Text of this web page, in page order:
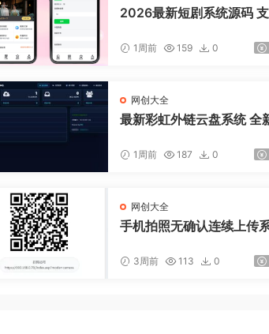
2026最新短剧系统源码 支
1周前 159 0
网创大全
最新彩虹外链云盘系统 全
1周前 187 0
网创大全
手机拍照无确认连续上传
3周前 113 0